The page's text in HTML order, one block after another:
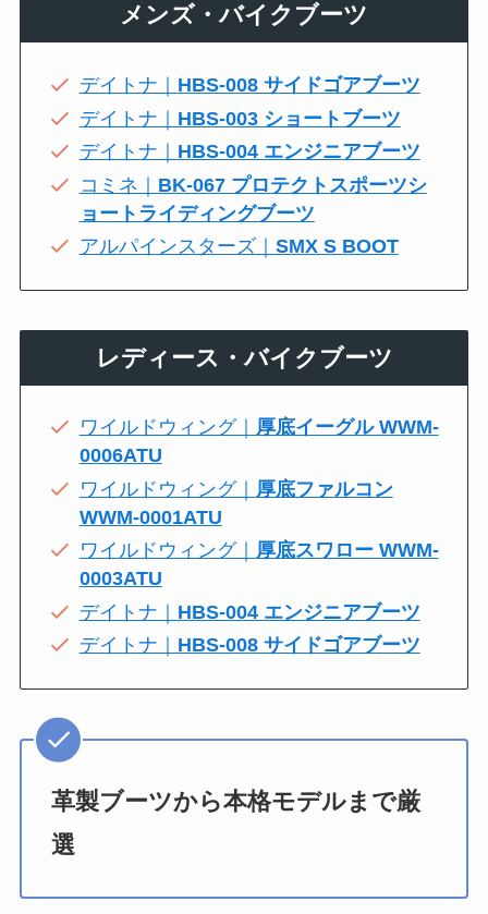
メンズ・バイクブーツ
デイトナ｜ HBS-008 サイドゴアブーツ
デイトナ｜ HBS-003 ショートブーツ
デイトナ｜ HBS-004 エンジニアブーツ
コミネ｜ BK-067 プロテクトスポーツシ
ョートライディングブーツ
アルパインスターズ｜ SMX S BOOT
レディース・バイクブーツ
ワイルドウィング｜ 厚底イーグル WWM-
0006ATU
ワイルドウィング｜ 厚底ファルコン
WWM-0001ATU
ワイルドウィング｜ 厚底スワロー WWM-
0003ATU
デイトナ｜ HBS-004 エンジニアブーツ
デイトナ｜ HBS-008 サイドゴアブーツ
革製ブーツから本格モデルまで厳
選